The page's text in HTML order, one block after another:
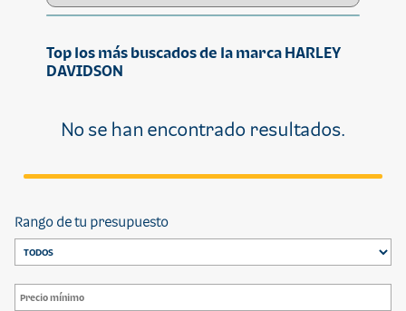
Top los más buscados de la marca HARLEY
DAVIDSON
No se han encontrado resultados.
Rango de tu presupuesto